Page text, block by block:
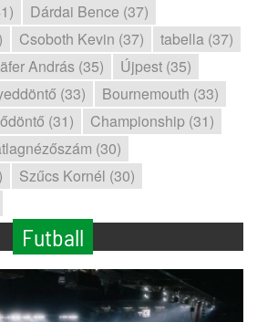
Dárdai Bence (37)
Csoboth Kevin (37)
tabella (37)
András (35)
Újpest (35)
(33)
Bournemouth (33)
(31)
Championship (31)
(30)
Szűcs Kornél (30)
Futball